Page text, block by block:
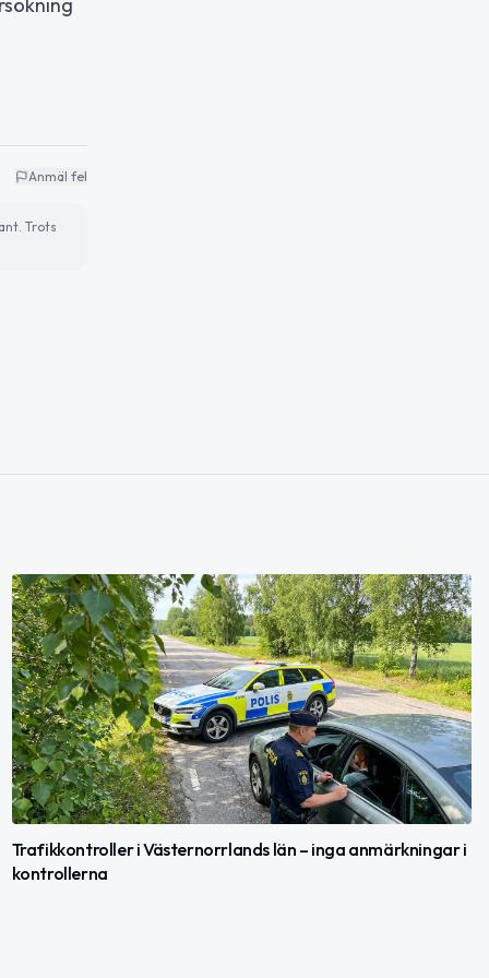
Anmäl fel
Trots
Trafikkontroller i Västernorrlands län – inga anmärkningar i
kontrollerna